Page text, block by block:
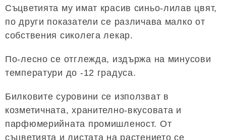
Съцветията му имат красив синьо-лилав цвят,
по други показатели се различава малко от
собствения сиколега лекар.
По-лесно се отглежда, издържа на минусови
температури до -12 градуса.
Билковите суровини се използват в
козметичната, хранително-вкусовата и
парфюмерийната промишленост. От
съцветията и листата на растението се